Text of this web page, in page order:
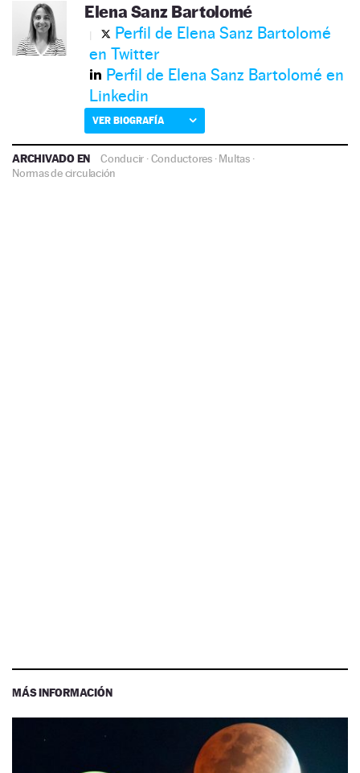
Elena Sanz Bartolomé
Perfil de Elena Sanz Bartolomé
en Twitter
Perfil de Elena Sanz Bartolomé en
Linkedin
VER BIOGRAFÍA
ARCHIVADO EN Conducir ·Conductores·Multas·
Normas de circulación
MÁS INFORMACIÓN